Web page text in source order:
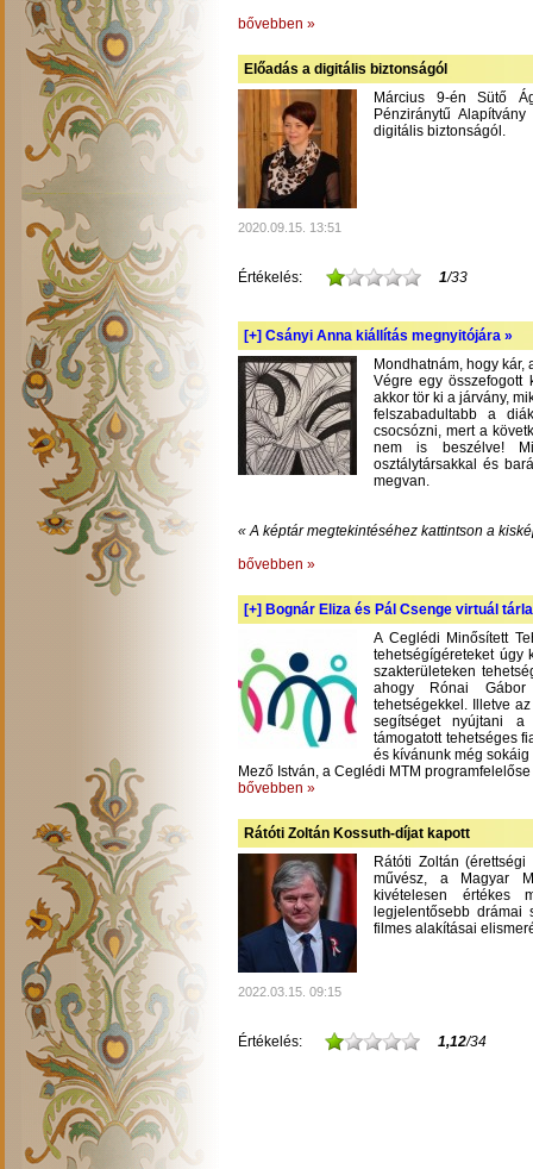
bővebben »
Előadás a digitális biztonságól
Március 9-én Sütő
Pénziránytű
digitális biztonságól.
2020.09.15. 13:51
Értékelés: 1/33
[+] Csányi Anna kiállítás megnyitójára »
Mondhatnám, hogy kár,
Végre egy összefogott
akkor tör ki a járvány,
felszabadultabb a
csocsózni, mert a
nem is beszélve!
osztálytársakkal és
megvan.
« A képtár megtekintéséhez kattintson a
bővebben »
[+] Bognár Eliza és Pál Csenge virtuál
A Ceglédi Minősített
tehetségígéreteket úgy
szakterületeken
ahogy Rónai Gábor
tehetségekkel. Illetve
segítséget nyújtani a
támogatott tehetséges
és kívánunk még
Mező István, a Ceglédi MTM programfelelőse
bővebben »
Rátóti Zoltán Kossuth-díjat kapott
Rátóti Zoltán
művész, a Magyar
kivételesen értékes
legjelentősebb drámai
filmes alakításai
2022.03.15. 09:15
Értékelés: 1,12/34